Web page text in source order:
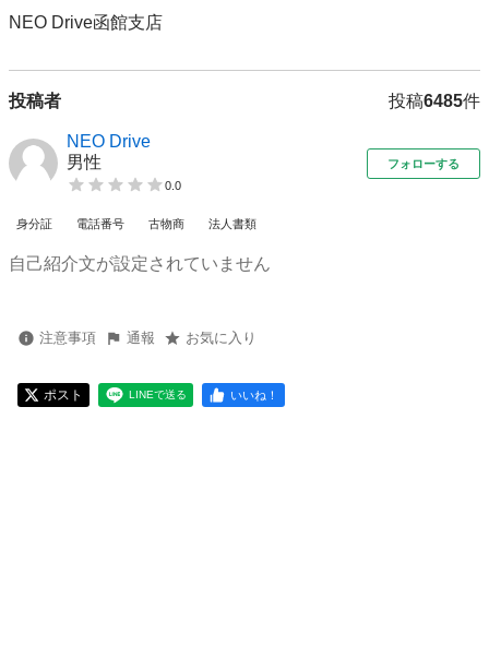
NEO Drive函館支店
投稿者 投稿6485件
NEO Drive
男性
0.0
フォローする
身分証 電話番号 古物商 法人書類
自己紹介文が設定されていません
注意事項 通報 お気に入り
ポスト LINEで送る いいね！